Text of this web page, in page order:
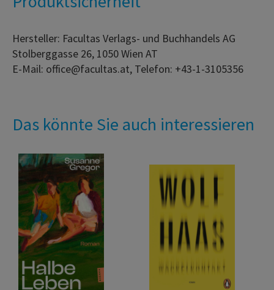
Hersteller: Facultas Verlags- und Buchhandels AG
Stolberggasse 26, 1050 Wien AT
E-Mail: office@facultas.at, Telefon: +43-1-3105356
Das könnte Sie auch interessieren